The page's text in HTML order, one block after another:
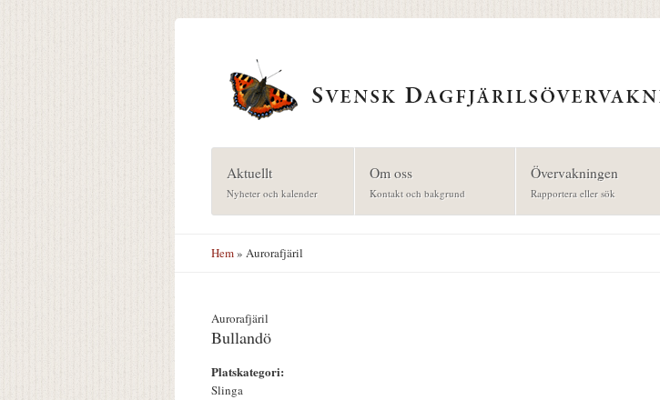
Aktuellt
Nyheter och kalender
Om oss
Kontakt och bakgrund
Övervakningen
Rapportera eller sök
Hem» Aurorafjäril
Aurorafjäril
Bullandö
Platskategori:
Slinga